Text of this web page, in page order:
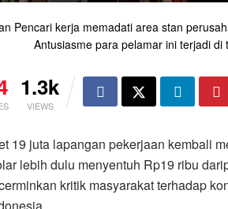
Pencari kerja memadati area stan
Antusiasme para pelamar ini terjadi
1.3k
VIEWS
19 juta lapangan pekerjaan kembali
lebih dulu menyentuh Rp19 ribu
kritik masyarakat terhadap